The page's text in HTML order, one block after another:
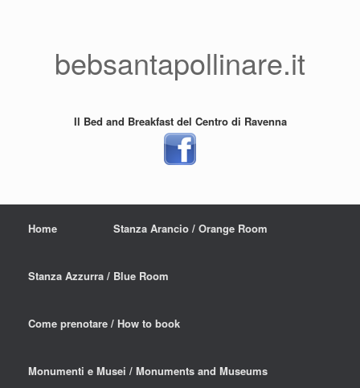
bebsantapollinare.it
Il Bed and Breakfast del Centro di Ravenna
Home Stanza Arancio / Orange Room
Stanza Azzurra / Blue Room
Come prenotare / How to book
Monumenti e Musei / Monuments and Museums